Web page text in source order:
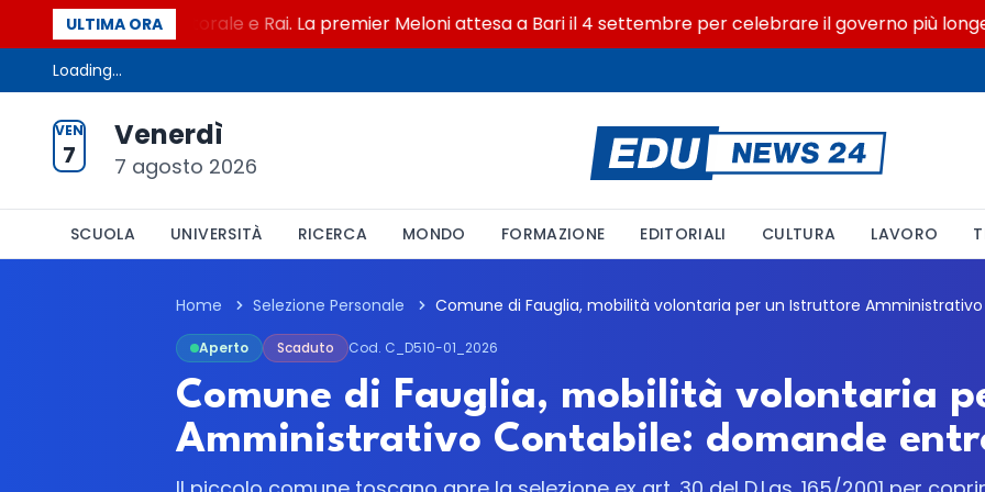
ULTIMA ORA
tra legge elettorale e Rai. La premier Meloni attesa a Bari il 4 settembre per celebrare il governo più longevo
Loading...
VEN
7
Venerdì
7 agosto 2026
SCUOLA UNIVERSITÀ RICERCA MONDO FORMAZIONE EDITORIALI CULTURA LAVORO
Home Selezione Personale
Aperto Scaduto Cod. C_D510-01_2026
Comune di Fauglia, mobilità volontaria
Amministrativo Contabile: domande